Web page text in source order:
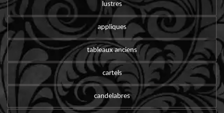
lustres
appliques
tableaux anciens
cartels
candelabres